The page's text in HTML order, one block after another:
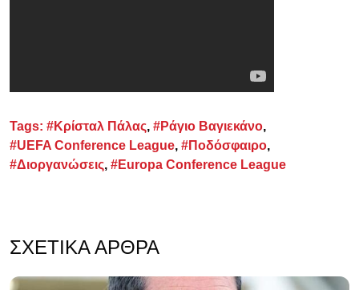
Tags: #Κρίσταλ Πάλας, #Ράγιο Βαγιεκάνο,
#UEFA Conference League, #Ποδόσφαιρο,
#Διοργανώσεις, #Europa Conference League
ΣΧΕΤΙΚΆ ΆΡΘΡΑ